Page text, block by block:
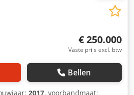
€ 250.000
Vaste prijs excl. btw
Bellen
2017, voorbandmaat: